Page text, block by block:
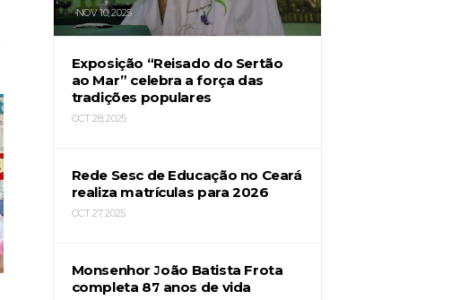
NOV 10, 2025
Exposição “Reisado do Sertão
ao Mar” celebra a força das
tradições populares
OCT 28, 2025
Rede Sesc de Educação no Ceará
realiza matrículas para 2026
OCT 27, 2025
Monsenhor João Batista Frota
completa 87 anos de vida